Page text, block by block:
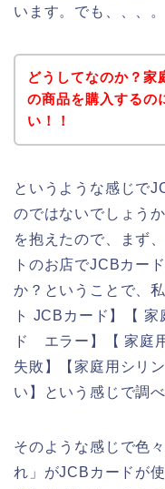
います。でも、、、。
どうしてなのか？家
の商品を購入するの
い！！
というような感じで
のではないでしょう
を抱えたので、まず
トのお店でJCBカー
か？ということで、
ト JCBカード】【
ド エラー】【 家庭
失敗】【家庭用シリ
い】という感じで調
そのような感じで色
れ」がJCBカードが